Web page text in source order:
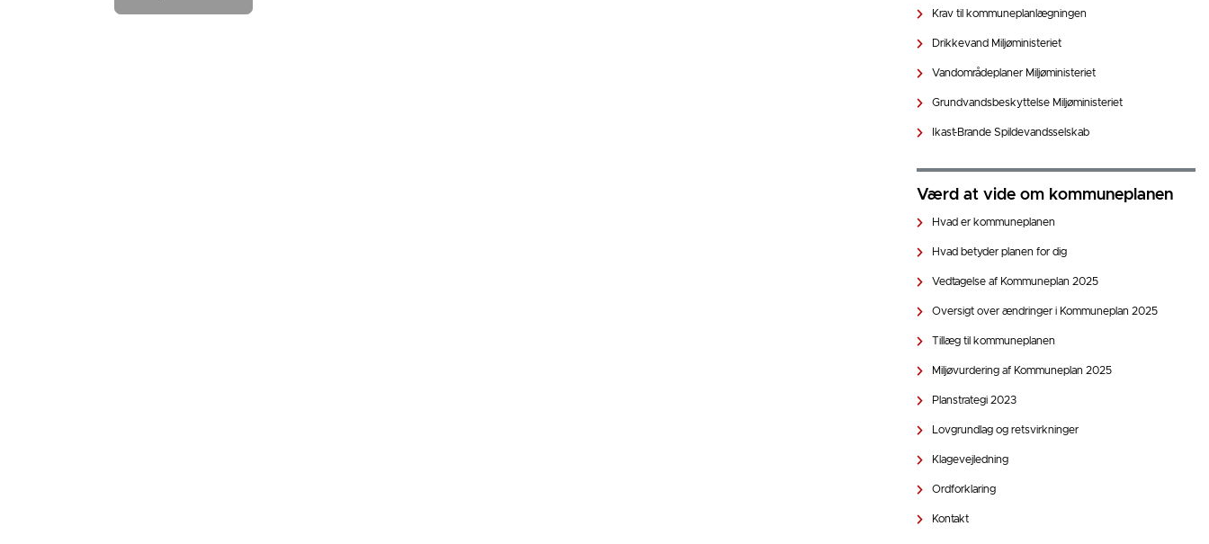
Krav til kommuneplanlægningen
Drikkevand Miljøministeriet
Vandområdeplaner Miljøministeriet
Grundvandsbeskyttelse Miljøministeriet
Ikast-Brande Spildevandsselskab
Værd at vide om kommuneplanen
Hvad er kommuneplanen
Hvad betyder planen for dig
Vedtagelse af Kommuneplan 2025
Oversigt over ændringer i Kommuneplan 2025
Tillæg til kommuneplanen
Miljøvurdering af Kommuneplan 2025
Planstrategi 2023
Lovgrundlag og retsvirkninger
Klagevejledning
Ordforklaring
Kontakt